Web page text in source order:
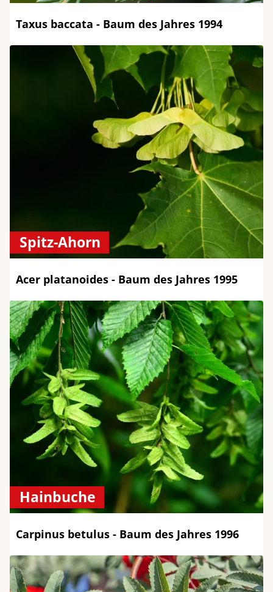
Taxus baccata - Baum des Jahres 1994
Spitz-Ahorn
Acer platanoides - Baum des Jahres 1995
Hainbuche
Carpinus betulus - Baum des Jahres 1996